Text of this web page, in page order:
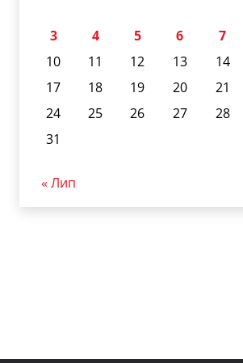
3
4 5 6 7
10
11 12 13 14
17
18 19 20 21
24
25 26 27 28
31
« Лип